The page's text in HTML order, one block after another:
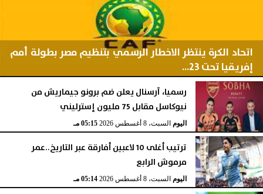
اتحاد الكرة ينتظر الاخطار الرسمي بتنظيم مصر بطولة أمم
إفريقيا تحت 23...
اليوم السبت، 8 أغسطس 2026 06:11 مـ
رسميا، آرسنال يعلن ضم برونو جيماريش من
نيوكاسل مقابل 75 مليون إسترليني
اليومالسبت، 8 أغسطس 2026 05:15 مـ
ترتيب أغلى 10 لاعبين أفارقة عبر التاريخ..عمر
مرموش الرابع
اليوم السبت، 8 أغسطس 2026 05:14 مـ